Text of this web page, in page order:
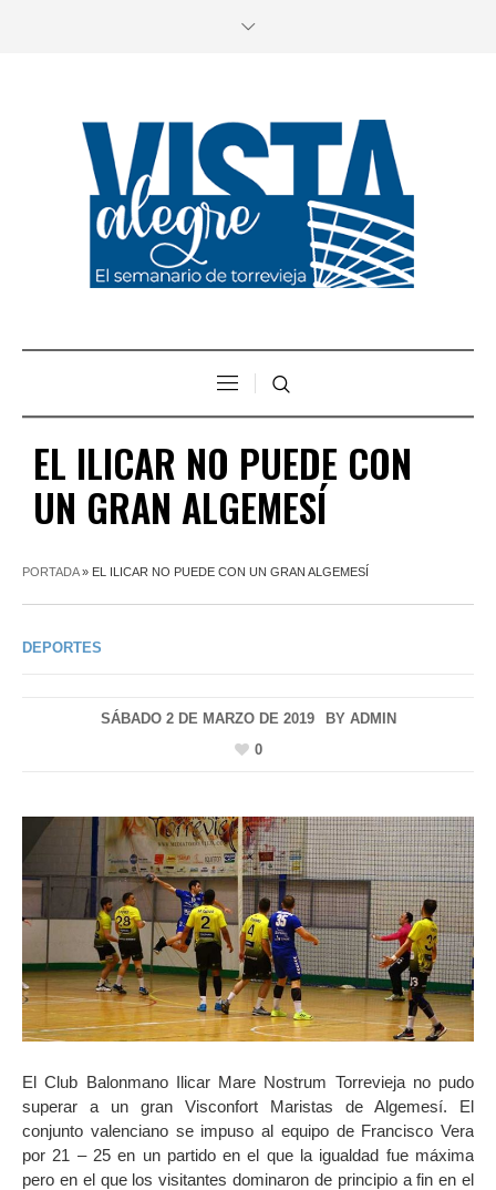
EL ILICAR NO PUEDE CON
UN GRAN ALGEMESÍ
PORTADA» EL ILICAR NO PUEDE CON UN GRAN ALGEMESÍ
DEPORTES
SÁBADO 2 DE MARZO DE 2019 BY ADMIN
0
El Club Balonmano Ilicar Mare Nostrum Torrevieja no pudo
superar a un gran Visconfort Maristas de Algemesí. El
conjunto valenciano se impuso al equipo de Francisco Vera
por 21 – 25 en un partido en el que la igualdad fue máxima
pero en el que los visitantes dominaron de principio a fin en el